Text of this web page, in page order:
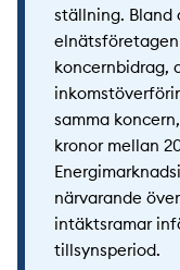
ställning. Bland
koncernbidrag,
samma
kronor mellan
närvarande
intäktsramar
tillsynsperiod.